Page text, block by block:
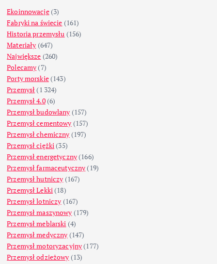
Ekoinnowacje(3)
Fabryki na świecie (161)
Historia przemysłu (156)
Materiały (647)
Największe (260)
Polecamy (7)
Porty morskie(143)
Przemysł (1 324)
Przemysł 4.0(6)
Przemysł budowlany (157)
Przemysł cementowy (157)
Przemysł chemiczny (197)
Przemysł ciężki (35)
Przemysł energetyczny (166)
Przemysł farmaceutyczny (19)
Przemysł hutniczy (167)
Przemysł Lekki (18)
Przemysł lotniczy (167)
Przemysł maszynowy (179)
Przemysł meblarski (4)
Przemysł medyczny (147)
Przemysł motoryzacyjny (177)
Przemysł odzieżowy (13)